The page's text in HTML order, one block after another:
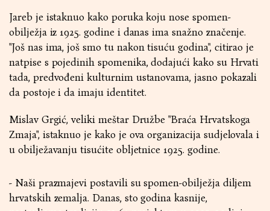
Jareb je istaknuo kako poruka koju nose spomen-
obilježja iz 1925. godine i danas ima snažno značenje.
"Još nas ima, još smo tu nakon tisuću godina", citirao je
natpise s pojedinih spomenika, dodajući kako su Hrvati
tada, predvođeni kulturnim ustanovama, jasno pokazali
da postoje i da imaju identitet.
Mislav Grgić, veliki meštar Družbe "Braća Hrvatskoga
Zmaja", istaknuo je kako je ova organizacija sudjelovala i
u obilježavanju tisućite obljetnice 1925. godine.
- Naši prazmajevi postavili su spomen-obilježja diljem
hrvatskih zemalja. Danas, sto godina kasnije,